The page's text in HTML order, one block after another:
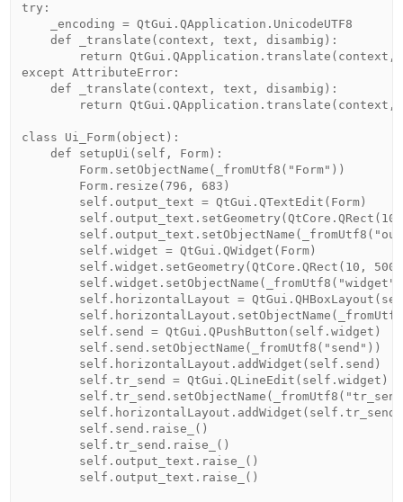
try:
    _encoding = QtGui.QApplication.UnicodeUTF8
    def _translate(context, text, disambig):
return QtGui.QApplication.translate(context,
except AttributeError:
    def _translate(context, text, disambig):
return QtGui.QApplication.translate(context,
class Ui_Form(object):
    def setupUi(self, Form):
        Form.setObjectName(_fromUtf8("Form"))
        Form.resize(796, 683)
        self.output_text = QtGui.QTextEdit(Form)
        self.widget = QtGui.QWidget(Form)
self.widget.setGeometry(QtCore.QRect(10,
self.horizontalLayout =
        self.send = QtGui.QPushButton(self.widget)
        self.send.setObjectName(_fromUtf8("send"))
        self.horizontalLayout.addWidget(self.send)
        self.tr_send = QtGui.QLineEdit(self.widget)
        self.horizontalLayout.addWidget(self.tr_send)
        self.send.raise_()
        self.tr_send.raise_()
        self.output_text.raise_()
        self.output_text.raise_()